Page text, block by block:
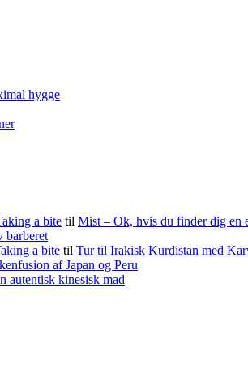
hygge
a bite til Mist – Ok, hvis du finder dig en
barberet
a bite til Tur til Irakisk Kurdistan med
af Japan og Peru
autentisk kinesisk mad